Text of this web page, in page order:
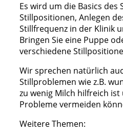
Es wird um die Basics des
Stillpositionen, Anlegen
Stillfrequenz in der Klinik
Bringen Sie eine Puppe
verschiedene
Wir sprechen natürlich
Stillproblemen wie z.B.
zu wenig Milch hilfreich ist
Probleme vermeiden
Weitere Themen: